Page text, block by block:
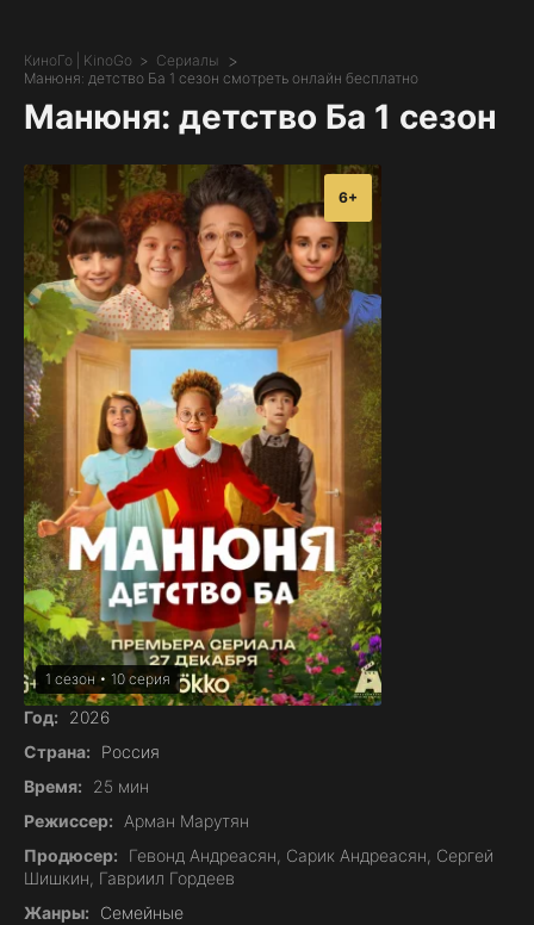
КиноГо | KinoGo
Сериалы
Манюня: детство Ба 1 сезон смотреть онлайн бесплатно
Манюня: детство Ба 1 сезон
1 сезон • 10 серия
6+
Год:
2026
Страна:
Россия
Время:
25 мин
Режиссер:
Арман Марутян
Продюсер:
Гевонд Андреасян, Сарик Андреасян, Сергей
Шишкин, Гавриил Гордеев
Жанры:
Семейные